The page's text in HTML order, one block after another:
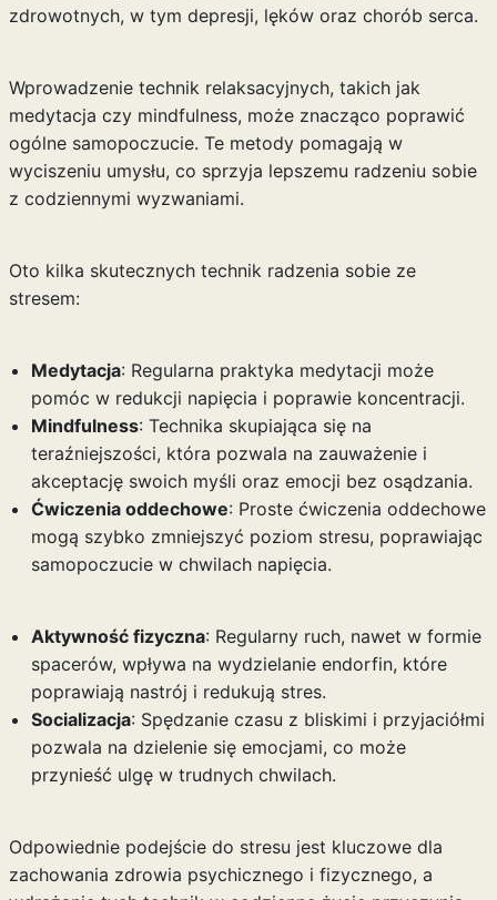
zdrowotnych, w tym depresji, lęków oraz chorób serca.
Wprowadzenie technik relaksacyjnych, takich jak
medytacja czy mindfulness, może znacząco poprawić
ogólne samopoczucie. Te metody pomagają w
wyciszeniu umysłu, co sprzyja lepszemu radzeniu sobie
z codziennymi wyzwaniami.
Oto kilka skutecznych technik radzenia sobie ze
stresem:
Medytacja: Regularna praktyka medytacji może
pomóc w redukcji napięcia i poprawie koncentracji.
Mindfulness: Technika skupiająca się na
teraźniejszości, która pozwala na zauważenie i
akceptację swoich myśli oraz emocji bez osądzania.
Ćwiczenia oddechowe: Proste ćwiczenia oddechowe
mogą szybko zmniejszyć poziom stresu, poprawiając
samopoczucie w chwilach napięcia.
Aktywność fizyczna: Regularny ruch, nawet w formie
spacerów, wpływa na wydzielanie endorfin, które
poprawiają nastrój i redukują stres.
Socializacja: Spędzanie czasu z bliskimi i przyjaciółmi
pozwala na dzielenie się emocjami, co może
przynieść ulgę w trudnych chwilach.
Odpowiednie podejście do stresu jest kluczowe dla
zachowania zdrowia psychicznego i fizycznego, a